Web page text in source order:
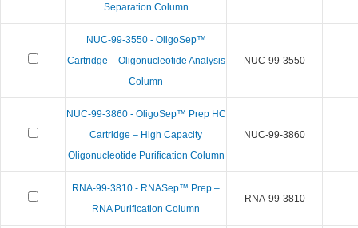
Separation Column
NUC-99-3550 - OligoSep™
Cartridge – Oligonucleotide Analysis
Column
NUC-99-3550
NUC-99-3860 - OligoSep™ Prep HC
Cartridge – High Capacity
Oligonucleotide Purification Column
NUC-99-3860
RNA-99-3810 - RNASep™ Prep –
RNA Purification Column
RNA-99-3810